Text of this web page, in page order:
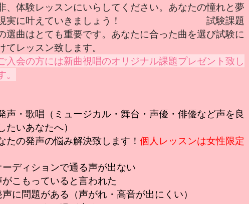
、体験レッスンにいらしてください。あなたの憧れと夢
実に叶えていきましょう！ 試験課題
選曲はとても重要です。あなたに合った曲を選び試験に
てレッスン致します。
入会の方には新曲視唱のオリジナル課題プレゼント致し
。
声・歌唱（ミュージカル・舞台・声優・俳優など声を良
たいあなたへ）
たの発声の悩み解決致します！ 個人レッスンは女性限定
ーディションで通る声が出ない
がこもっていると言われた
に問題がある（声がれ・高音が出にくい）